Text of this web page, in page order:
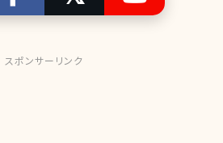
スポンサーリンク